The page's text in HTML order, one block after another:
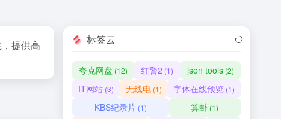
提供高
标签云
夸克网盘 (12) 红警2 (1) json tools(2)
IT网站(3) 无线电(1) 字体在线预览 (1)
KBS纪录片(1) 算卦 (1)